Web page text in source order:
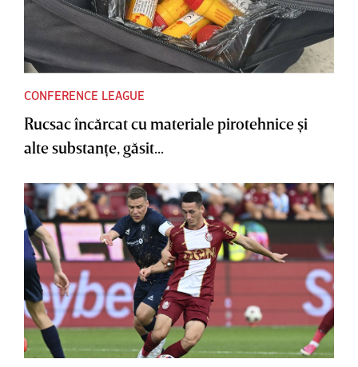
CONFERENCE LEAGUE
Rucsac încărcat cu materiale pirotehnice şi
alte substanţe, găsit...